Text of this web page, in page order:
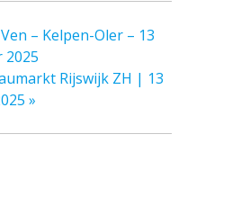
– Kelpen-Oler – 13
2025
Rijswijk ZH | 13
»